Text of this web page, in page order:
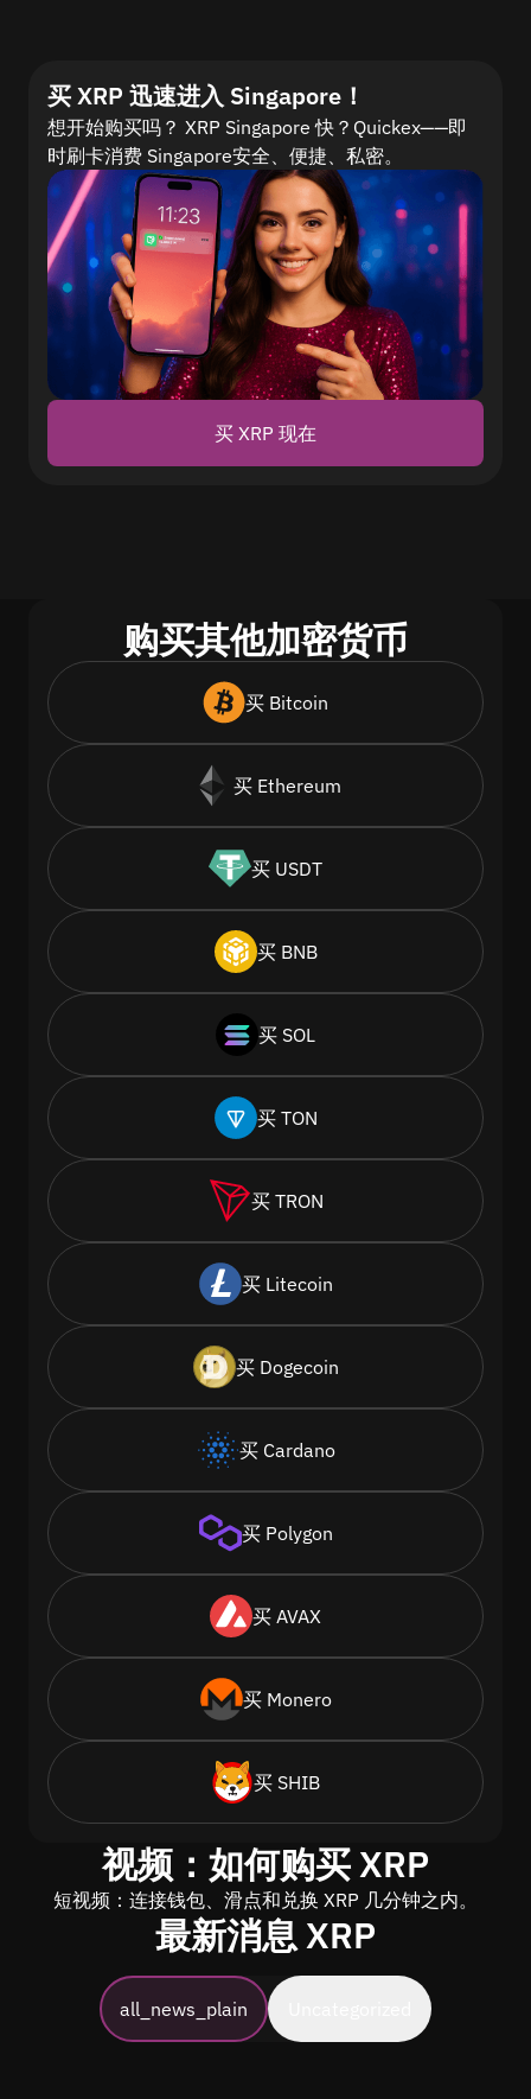
买 XRP 迅速进入 Singapore！
想开始购买吗？ XRP Singapore 快？Quickex——即
时刷卡消费 Singapore安全、便捷、私密。
买 XRP 现在
购买其他加密货币
买 Bitcoin
买 Ethereum
买 USDT
买 BNB
买 SOL
买 TON
买 TRON
买 Litecoin
买 Dogecoin
买 Cardano
买 Polygon
买 AVAX
买 Monero
买 SHIB
视频：如何购买 XRP
短视频：连接钱包、滑点和兑换 XRP 几分钟之内。
最新消息 XRP
all_news_plain